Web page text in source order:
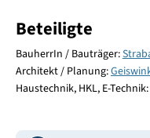
Beteiligte
BauherrIn / Bauträger:
Architekt / Planung:
Haustechnik, HKL, E-Technik: